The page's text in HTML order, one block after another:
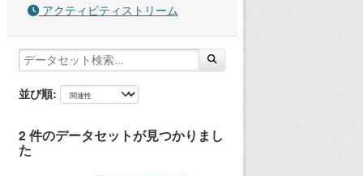
アクティビティストリーム
並び順
2 件のデータセットが見つかりまし
た